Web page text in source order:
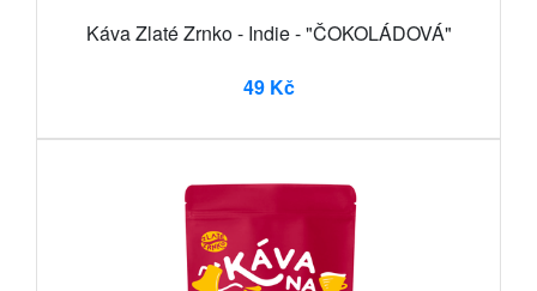
Káva Zlaté Zrnko - Indie - "ČOKOLÁDOVÁ"
49 Kč